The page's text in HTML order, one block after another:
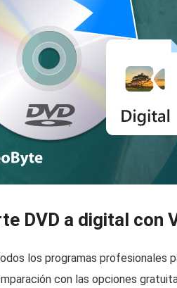
DVD a digital con
los programas profesionales
con las opciones